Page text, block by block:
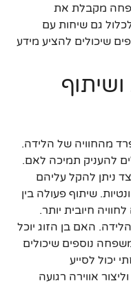
מקבלת את
גם שיחות עם
שיכולים להציע מידע
מהחוויה של הלידה.
להעניק תמיכה לאם.
ניתן להקל עליהם
שיתוף פעולה בין
חיובית יותר.
האם בן הזוג יוכל
נוספים שיכולים
יכול לסייע
אווירה רגועה